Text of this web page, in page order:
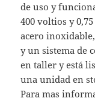
de uso y
400 voltios y
acero
y un sistema de
en taller y está
una unidad en
Para mas